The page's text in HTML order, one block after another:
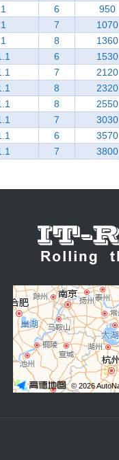
1 6 950
1 7 1070
1 8 1360
6 1530
7 2120
8 2320
8 2550
7 3030
6 3570
7 3800